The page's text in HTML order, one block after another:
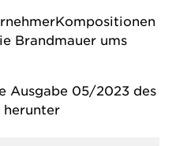
Brandmauer ums
Ausgabe 05/2023 des
herunter